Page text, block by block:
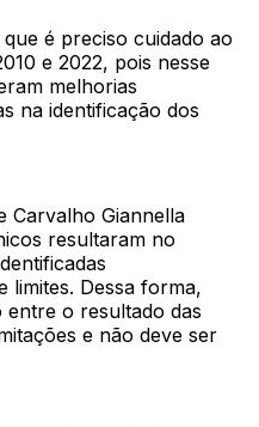
é preciso cuidado ao
e 2022, pois nesse
melhorias
na identificação dos
Carvalho Giannella
resultaram no
limites. Dessa forma,
entre o resultado das
e não deve ser